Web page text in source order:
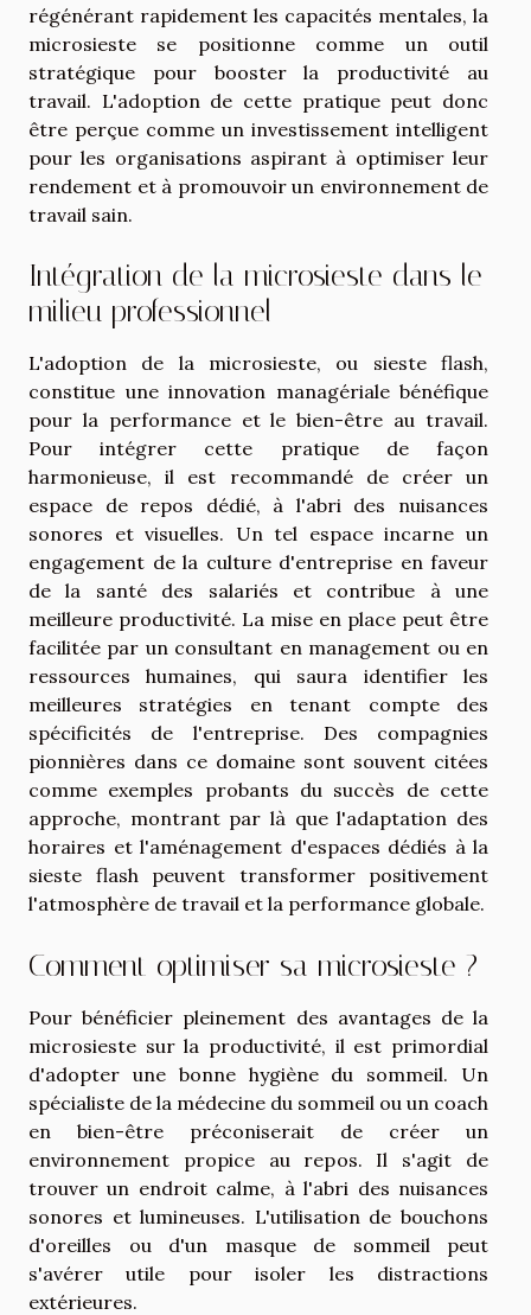
régénérant rapidement les capacités mentales, la
microsieste se positionne comme un outil
stratégique pour booster la productivité au
travail. L'adoption de cette pratique peut donc
être perçue comme un investissement intelligent
pour les organisations aspirant à optimiser leur
rendement et à promouvoir un environnement de
travail sain.
Intégration de la microsieste dans le
milieu professionnel
L'adoption de la microsieste, ou sieste flash,
constitue une innovation managériale bénéfique
pour la performance et le bien-être au travail.
Pour intégrer cette pratique de façon
harmonieuse, il est recommandé de créer un
espace de repos dédié, à l'abri des nuisances
sonores et visuelles. Un tel espace incarne un
engagement de la culture d'entreprise en faveur
de la santé des salariés et contribue à une
meilleure productivité. La mise en place peut être
facilitée par un consultant en management ou en
ressources humaines, qui saura identifier les
meilleures stratégies en tenant compte des
spécificités de l'entreprise. Des compagnies
pionnières dans ce domaine sont souvent citées
comme exemples probants du succès de cette
approche, montrant par là que l'adaptation des
horaires et l'aménagement d'espaces dédiés à la
sieste flash peuvent transformer positivement
l'atmosphère de travail et la performance globale.
Comment optimiser sa microsieste ?
Pour bénéficier pleinement des avantages de la
microsieste sur la productivité, il est primordial
d'adopter une bonne hygiène du sommeil. Un
spécialiste de la médecine du sommeil ou un coach
en bien-être préconiserait de créer un
environnement propice au repos. Il s'agit de
trouver un endroit calme, à l'abri des nuisances
sonores et lumineuses. L'utilisation de bouchons
d'oreilles ou d'un masque de sommeil peut
s'avérer utile pour isoler les distractions
extérieures.